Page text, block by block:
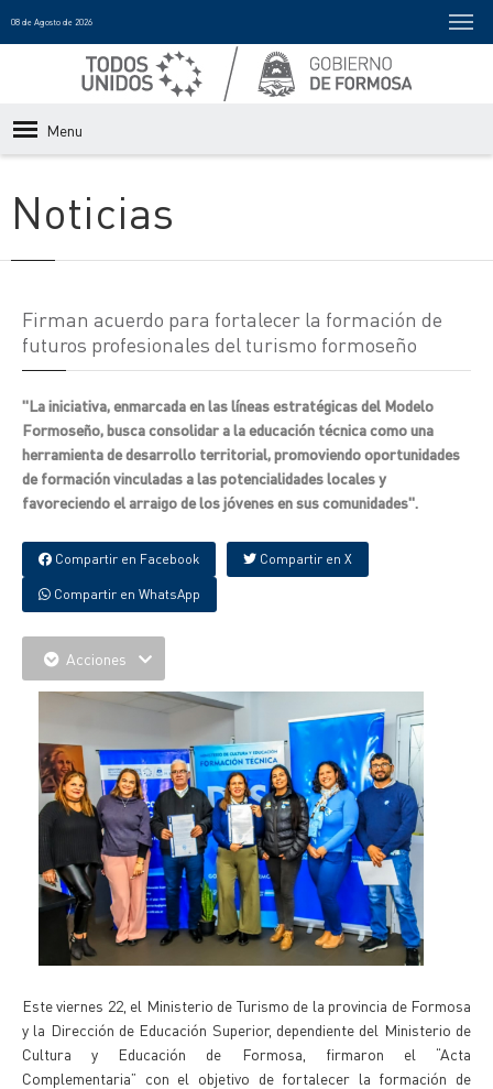
08 de Agosto de 2026
Menu
Noticias
Firman acuerdo para fortalecer la formación de
futuros profesionales del turismo formoseño
"La iniciativa, enmarcada en las líneas estratégicas del Modelo
Formoseño, busca consolidar a la educación técnica como una
herramienta de desarrollo territorial, promoviendo oportunidades
de formación vinculadas a las potencialidades locales y
favoreciendo el arraigo de los jóvenes en sus comunidades".
Compartir en Facebook Compartir en X
Compartir en WhatsApp
Acciones
Este viernes 22, el Ministerio de Turismo de la provincia de Formosa
y la Dirección de Educación Superior, dependiente del Ministerio de
Cultura y Educación de Formosa, firmaron el “Acta
Complementaria” con el objetivo de fortalecer la formación de